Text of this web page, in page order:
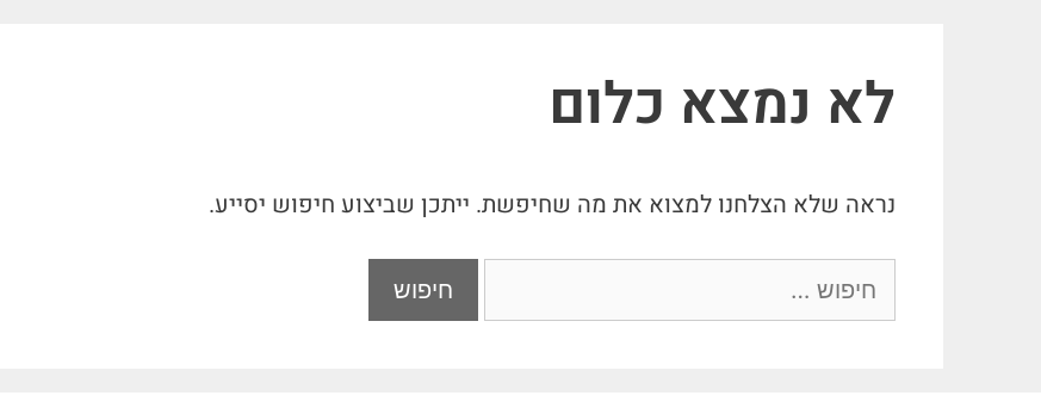
לא נמצא כלום
נראה שלא הצלחנו למצוא את מה שחיפשת. ייתכן שביצוע חיפוש יסייע.